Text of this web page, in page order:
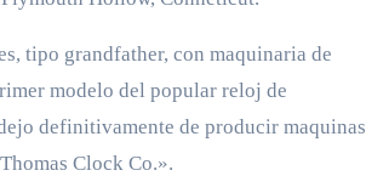
tipo grandfather, con maquinaria de
modelo del popular reloj de
definitivamente de producir maquinas
Clock Co.».